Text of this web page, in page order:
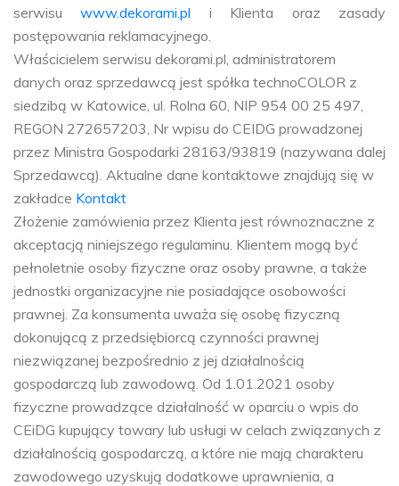
serwisuwww.dekorami.pl i Klienta oraz zasady
postępowania reklamacyjnego.
Właścicielem serwisu dekorami.pl, administratorem
danych oraz sprzedawcą jest spółka technoCOLOR z
siedzibą w Katowice, ul. Rolna 60, NIP 954 00 25 497,
REGON 272657203, Nr wpisu do CEIDG prowadzonej
przez Ministra Gospodarki 28163/93819 (nazywana dalej
Sprzedawcą). Aktualne dane kontaktowe znajdują się w
zakładce Kontakt
Złożenie zamówienia przez Klienta jest równoznaczne z
akceptacją niniejszego regulaminu. Klientem mogą być
pełnoletnie osoby fizyczne oraz osoby prawne, a także
jednostki organizacyjne nie posiadające osobowości
prawnej. Za konsumenta uważa się osobę fizyczną
dokonującą z przedsiębiorcą czynności prawnej
niezwiązanej bezpośrednio z jej działalnością
gospodarczą lub zawodową. Od 1.01.2021 osoby
fizyczne prowadzące działalność w oparciu o wpis do
CEiDG kupujący towary lub usługi w celach związanych z
działalnością gospodarczą, a które nie mają charakteru
zawodowego uzyskują dodatkowe uprawnienia, a